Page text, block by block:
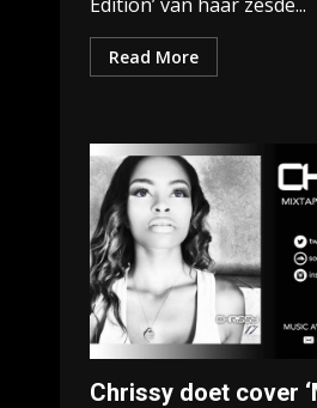
Read More
Chrissy doet cover